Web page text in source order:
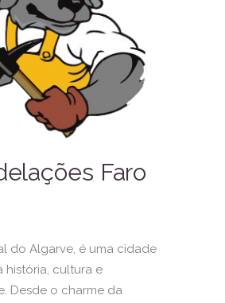
Faro
do Algarve, é uma cidade
história, cultura e
Desde o charme da